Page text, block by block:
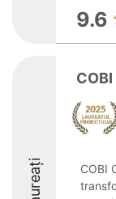
9.6
Laureați
COBI